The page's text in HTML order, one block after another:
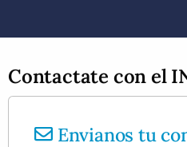
Contactate con el
Envianos tu